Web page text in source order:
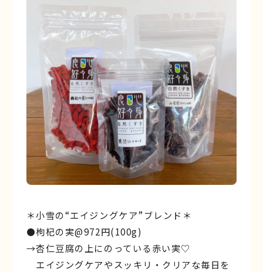
＊小雪の“エイジングケア”ブレンド＊
⚫枸杞の実@972円(100g)
→杏仁豆腐の上にのっている赤い実♡
エイジングケアやスッキリ・クリアな毎日を